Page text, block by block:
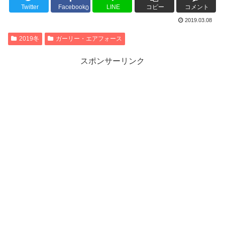
Powered by livedoor 相互RSS
Twitter Facebook0 LINE コピー コメント
2019.03.08
2019冬 ガーリー・エアフォース
スポンサーリンク